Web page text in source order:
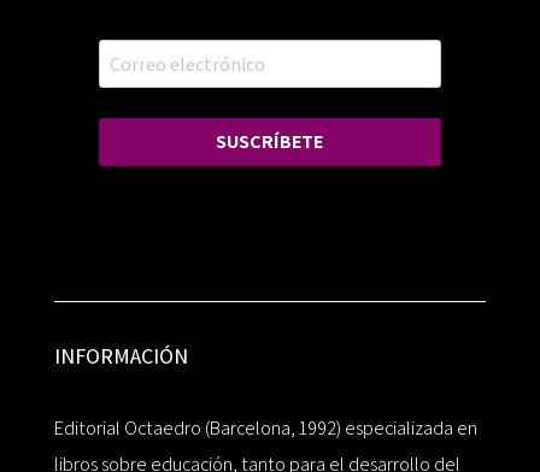
SUSCRÍBETE
INFORMACIÓN
Editorial Octaedro (Barcelona, 1992) especializada en
libros sobre educación, tanto para el desarrollo del